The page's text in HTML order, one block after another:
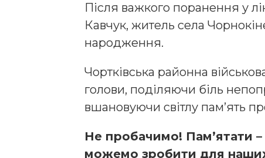
Після важкого поранення у
Кавчук, житель села
народження.
Чортківська районна
голови, поділяючи біль
вшановуючи світлу пам’ять
Не пробачимо! Пам’ятати
можемо зробити для наших